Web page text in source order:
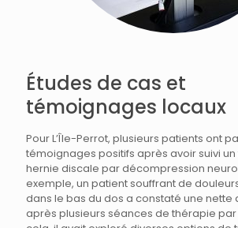
Études de cas et
témoignages locaux
Pour L’Île-Perrot, plusieurs patients ont
témoignages positifs après avoir suivi
hernie discale par décompression
exemple, un patient souffrant de
dans le bas du dos a constaté une nette
après plusieurs séances de thérapie